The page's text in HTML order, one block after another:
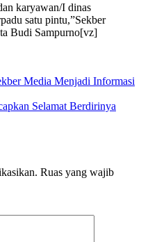
karyawan/I dinas
satu pintu,”Sekber
Budi Sampurno[vz]
Media Menjadi Informasi
Selamat Berdirinya
Ruas yang wajib